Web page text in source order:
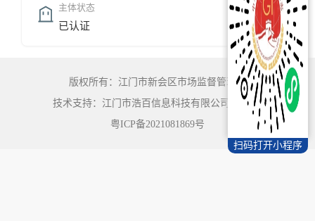
主体状态
已认证
扫码打开小程序
版权所有：江门市新会区市场监督管理局
技术支持：江门市浩百信息科技有限公司
2022
粤ICP备2021081869号